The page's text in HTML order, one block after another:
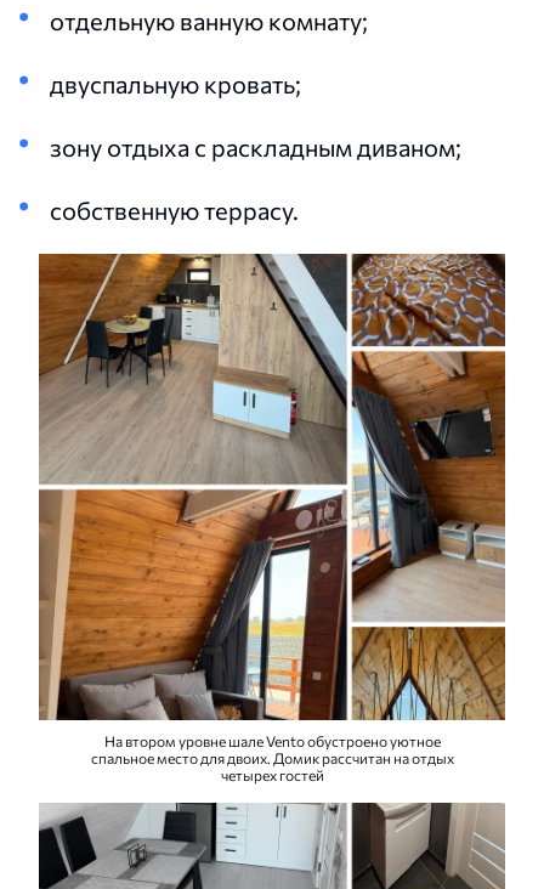
отдельную ванную комнату;
двуспальную кровать;
зону отдыха с раскладным диваном;
собственную террасу.
На втором уровне шале Vento обустроено уютное
спальное место для двоих. Домик рассчитан на отдых
четырех гостей